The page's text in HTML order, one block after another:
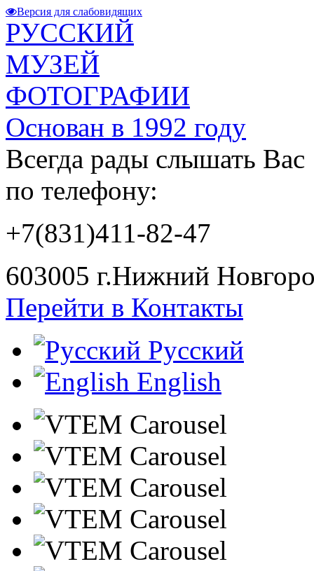
Версия для слабовидящих
РУССКИЙ
МУЗЕЙ
ФОТОГРАФИИ
Основан в 1992 году
Всегда рады слышать Вас
по телефону:
+7(831)411-82-47
603005 г.Нижний
Перейти в Контакты
Русский
English